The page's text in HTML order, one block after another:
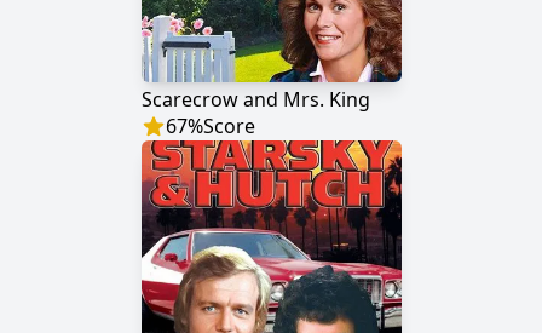
Scarecrow and Mrs. King
67%Score